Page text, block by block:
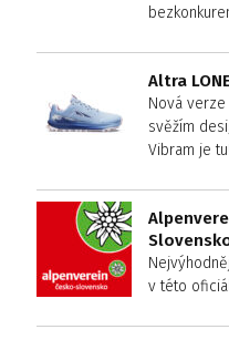
Altra
Nová
svěžím
Vibram je tu!
v této